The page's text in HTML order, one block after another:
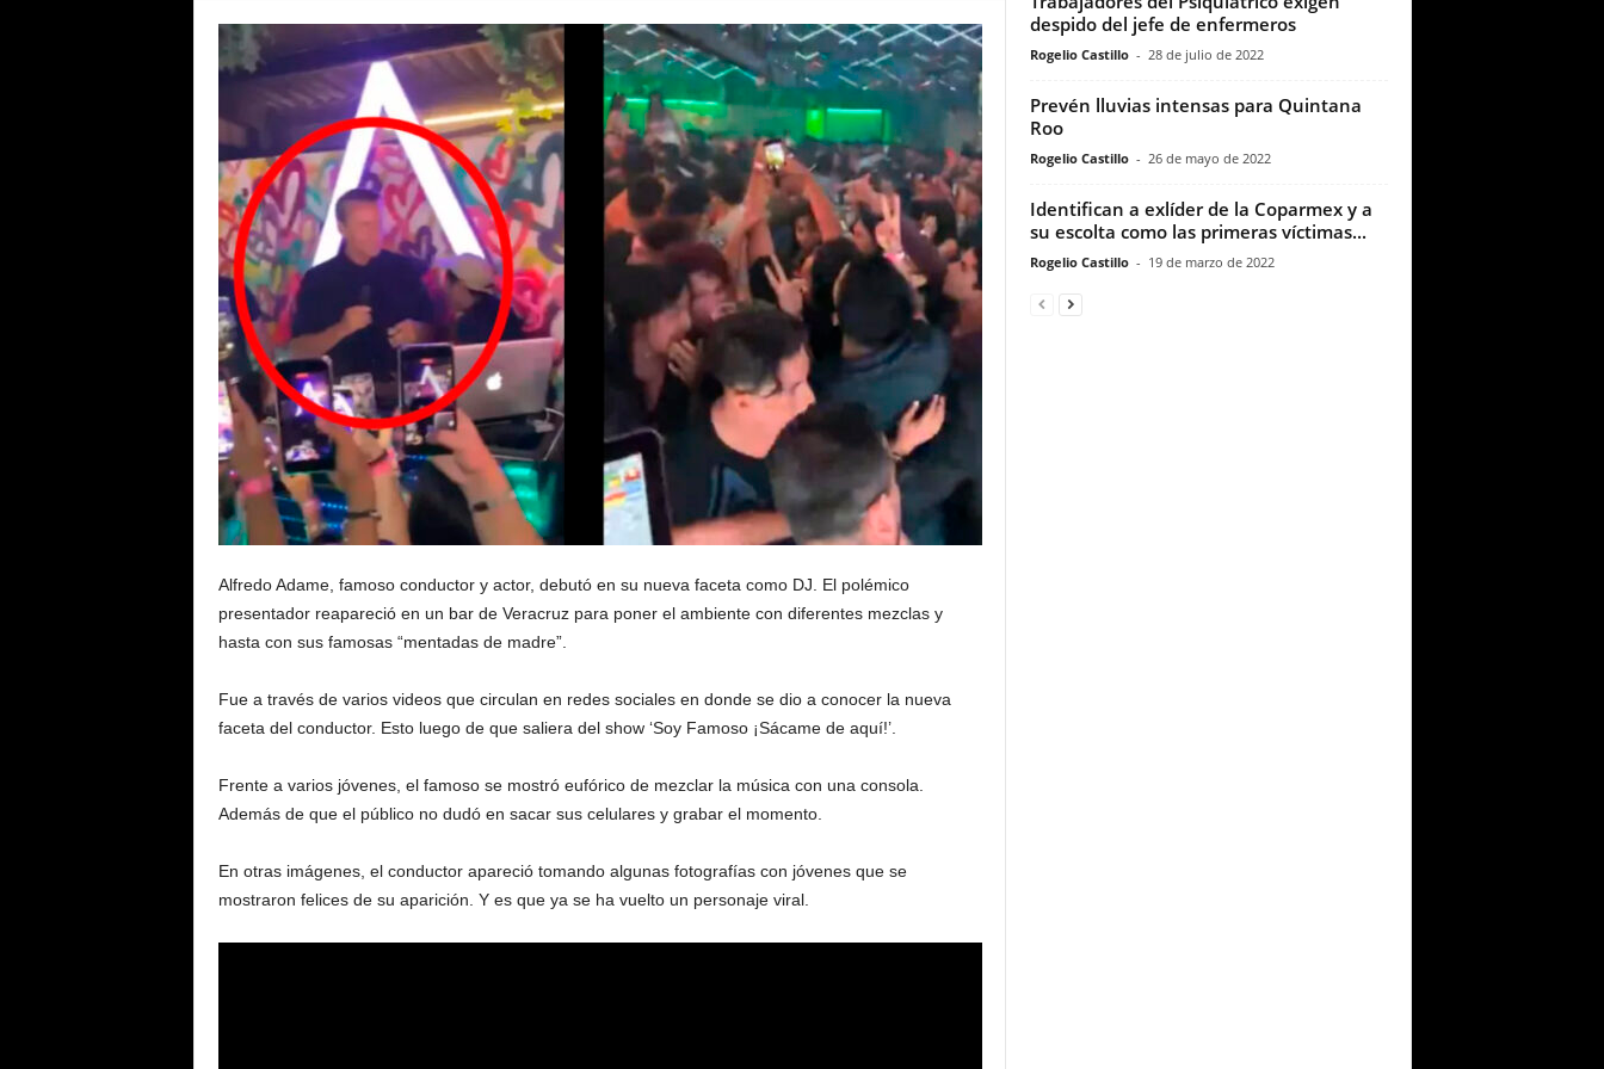
Alfredo Adame, famoso conductor y actor, debutó en su nueva faceta como DJ. El polémico
presentador reapareció en un bar de Veracruz para poner el ambiente con diferentes mezclas y
hasta con sus famosas “mentadas de madre”.
Fue a través de varios videos que circulan en redes sociales en donde se dio a conocer la nueva
faceta del conductor. Esto luego de que saliera del show ‘Soy Famoso ¡Sácame de aquí!’.
​Frente a varios jóvenes, el famoso se mostró eufórico de mezclar la música con una consola.
Además de que el público no dudó en sacar sus celulares y grabar el momento.
En otras imágenes, el conductor apareció tomando algunas fotografías con jóvenes que se
mostraron felices de su aparición. Y es que ya se ha vuelto un personaje viral.
despido del jefe de enfermeros
Rogelio Castillo - 28 de julio de 2022
Prevén lluvias intensas para Quintana
Roo
Rogelio Castillo - 26 de mayo de 2022
Identifican a exlíder de la Coparmex y a
su escolta como las primeras víctimas...
Rogelio Castillo - 19 de marzo de 2022